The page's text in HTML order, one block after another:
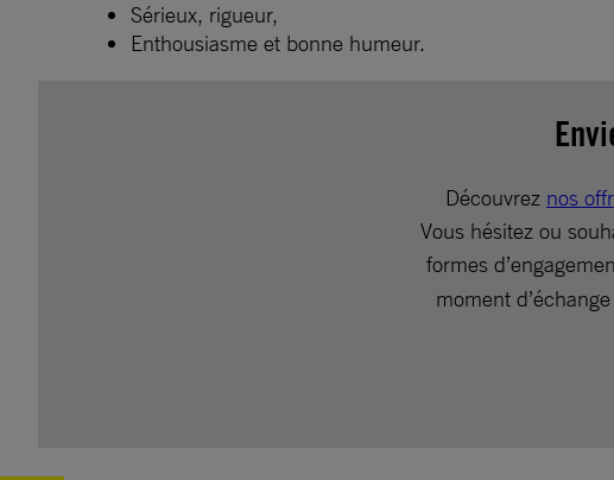
Sérieux, rigueur,
Enthousiasme et bonne humeur.
Découvrez nos
Vous hésitez ou
formes
moment